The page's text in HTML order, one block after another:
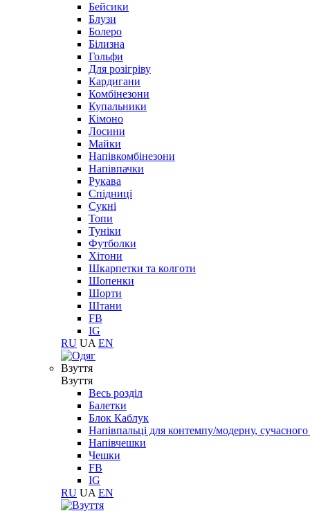
Бейсики
Блузи
Болеро
Білизна
Гольфи
Для розігріву
Кардигани
Комбінезони
Купальники
Кімоно
Лосини
Майки
Напівкомбінезони
Напівпачки
Рукава
Спідниці
Сукні
Топи
Туніки
Футболки
Хітони
Шкарпетки та колготи
Шопенки
Шорти
Штани
FB
IG
RU UA EN
Взуття
Взуття
Весь розділ
Балетки
Блок Каблук
Напівпальці для контемпу/модерну,
Напівчешки
Чешки
FB
IG
RU UA EN